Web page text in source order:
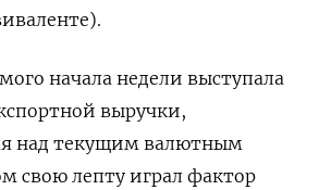
начала недели выступала
выручки,
над текущим валютным
свою лепту играл фактор